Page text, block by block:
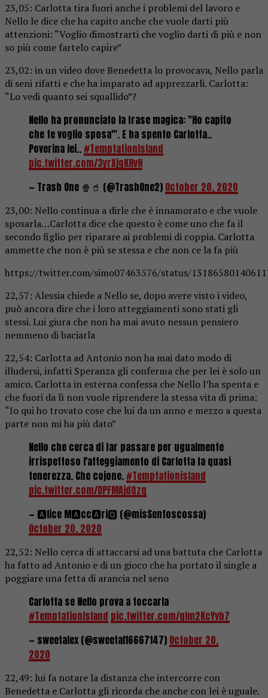
23,05: Carlotta tira fuori anche i problemi del lavoro e
Nello le dice che ha capito anche che vuole darti più
attenzioni: “Voglio dimostrarti che voglio darti di più e non
so più come fartelo capire”
23,02: in un video dove Benedetta lo provocava, Nello parla
di seni rifatti e che ha imparato ad apprezzarli. Carlotta:
“Lo vedi quanto sei squallido”?
Nello ha pronunciato la frase magica: "Ho capito
che te voglio sposa'". E ha spento Carlotta..
Poverina lei.. #TemptationIsland
pic.twitter.com/3yrXjgKHvH
— Trash One 🍿🥤 (@TrashOne2) October 20, 2020
23,00: Nello continua a dirle che è innamorato e che vuole
sposarla…Carlotta dice che questo è come uno che fa il
secondo figlio per riparare ai problemi di coppia. Carlotta
ammette che non è più se stessa e che non ce la fa più
https://twitter.com/simo07463576/status/
22,57: Alessia chiede a Nello se, dopo avere visto i video,
può ancora dire che i loro atteggiamenti sono stati gli
stessi. Lui giura che non ha mai avuto nessun pensiero
nemmeno di baciarla
22,54: Carlotta ad Antonio non ha mai dato modo di
illudersi, infatti Speranza gli conferma che per lei è solo un
amico. Carlotta in esterna confessa che Nello l’ha spenta e
che fuori da lì non vuole riprendere la stessa vita di prima:
“Io qui ho trovato cose che lui da un anno e mezzo a questa
parte non mi ha più dato”
Nello che cerca di far passare per ugualmente
irrispettoso l'atteggiamento di Carlotta fa quasi
tenerezza. Che cojone. #Temptationisland
pic.twitter.com/DPFMAjdQzq
— 🅰lice M🅰cc🅰ri🅾 (@misSentoscossa)
October 20, 2020
22,52: Nello cerca di attaccarsi ad una battuta che Carlotta
ha fatto ad Antonio e di un gioco che ha portato il single a
poggiare una fetta di arancia nel seno
Carlotta se Nello prova a toccarla
#TemptationIsland pic.twitter.com/qIm2KcYvb7
— sweetalex (@sweetal16667147) October 20,
2020
22,49: lui fa notare la distanza che intercorre con
Benedetta e Carlotta gli ricorda che anche con lei è uguale.